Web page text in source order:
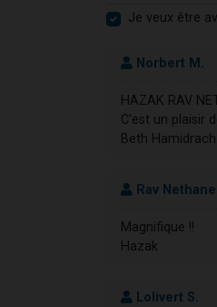
Je veux être
Norbert M.
HAZAK RAV
C'est un plaisir
Beth
Rav
Magnifique !!
Hazak
Lolivert S.